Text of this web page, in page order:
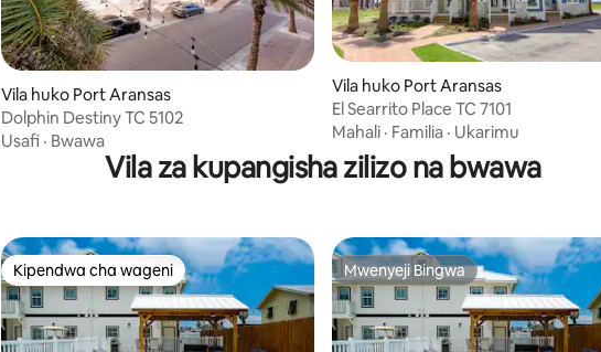
Vila huko Port Aransas
Dolphin Destiny TC 5102
Usafi · Bwawa
Vila huko Port Aransas
El Searrito Place TC 7101
Mahali · Familia · Ukarimu
Vila za kupangisha zilizo na bwawa
Kipendwa cha wageni
Kipendwa cha wageni Mwenyeji Bingwa
Mwenyeji Bingwa